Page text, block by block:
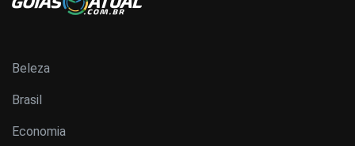
Beleza
Brasil
Economia